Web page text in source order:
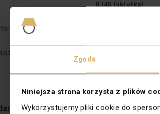
Zgoda
Niniejsza strona korzysta z plików
Wykorzystujemy pliki cookie do
RJ45 (skrętka)
27.33.13.0
techniczne